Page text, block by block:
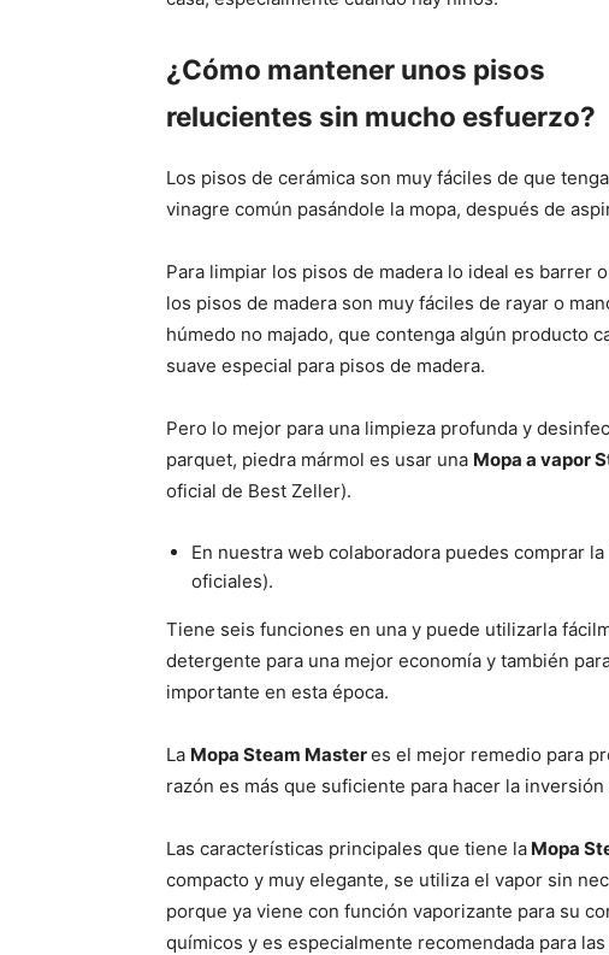
¿Cómo mantener unos pisos
relucientes sin mucho esfuerzo?
Los pisos de cerámica son muy fáciles de que
vinagre común pasándole la mopa, después de
Para limpiar los pisos de madera lo ideal es barrer
los pisos de madera son muy fáciles de rayar o
húmedo no majado, que contenga algún producto
suave especial para pisos de madera.
Pero lo mejor para una limpieza profunda y
parquet, piedra mármol es usar una Mopa a vapor
oficial de Best Zeller).
En nuestra web colaboradora puedes comprar la
oficiales).
Tiene seis funciones en una y puede utilizarla
detergente para una mejor economía y también
importante en esta época.
La Mopa Steam Masteres el mejor remedio para
razón es más que suficiente para hacer la
Las características principales que tiene la Mopa
compacto y muy elegante, se utiliza el vapor sin
porque ya viene con función vaporizante para su
químicos y es especialmente recomendada para